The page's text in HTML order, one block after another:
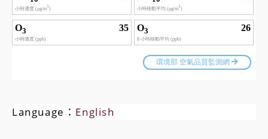
Language： English